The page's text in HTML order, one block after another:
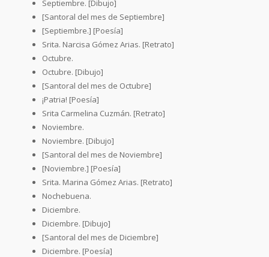
Septiembre. [Dibujo]
[Santoral del mes de Septiembre]
[Septiembre.] [Poesía]
Srita. Narcisa Gómez Arias. [Retrato]
Octubre.
Octubre. [Dibujo]
[Santoral del mes de Octubre]
¡Patria! [Poesía]
Srita Carmelina Cuzmán. [Retrato]
Noviembre.
Noviembre. [Dibujo]
[Santoral del mes de Noviembre]
[Noviembre.] [Poesía]
Srita. Marina Gómez Arias. [Retrato]
Nochebuena.
Diciembre.
Diciembre. [Dibujo]
[Santoral del mes de Diciembre]
Diciembre. [Poesía]